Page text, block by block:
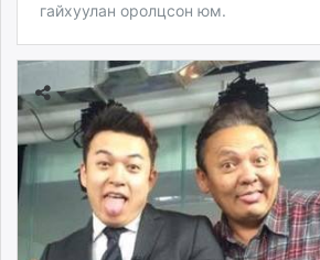
гайхуулан оролцсон юм.